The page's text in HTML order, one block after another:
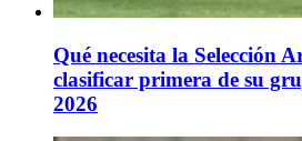
Qué necesita la Selección
clasificar primera de su